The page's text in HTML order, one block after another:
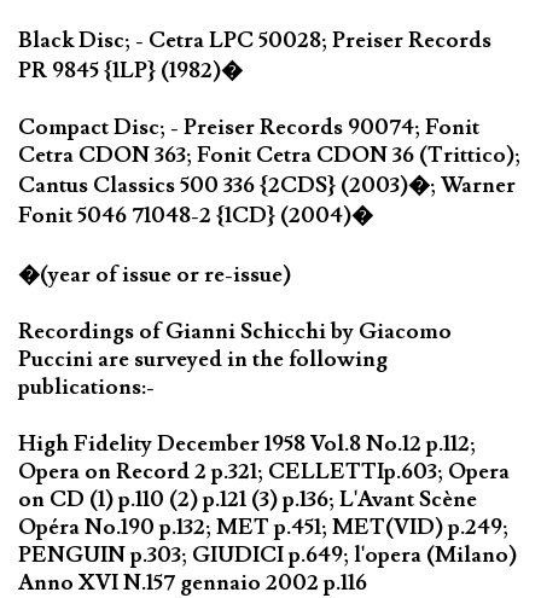
Black Disc; - Cetra LPC 50028; Preiser Records
PR 9845 {1LP} (1982)�
Compact Disc; - Preiser Records 90074; Fonit
Cetra CDON 363; Fonit Cetra CDON 36 (Trittico);
Cantus Classics 500 336 {2CDS} (2003)�; Warner
Fonit 5046 71048-2 {1CD} (2004)�
�(year of issue or re-issue)
Recordings of Gianni Schicchi by Giacomo
Puccini are surveyed in the following
publications:-
High Fidelity December 1958 Vol.8 No.12 p.112;
Opera on Record 2 p.321; CELLETTIp.603; Opera
on CD (1) p.110 (2) p.121 (3) p.136; L'Avant Scène
Opéra No.190 p.132; MET p.451; MET(VID) p.249;
PENGUIN p.303; GIUDICI p.649; l'opera (Milano)
Anno XVI N.157 gennaio 2002 p.116